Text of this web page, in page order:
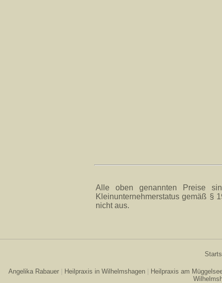
Alle oben genannten Preise
Kleinunternehmerstatus gemäß §
nicht aus.
Angelika Rabauer Heilpraxis in Wilhelmshagen
Heilpraxis am